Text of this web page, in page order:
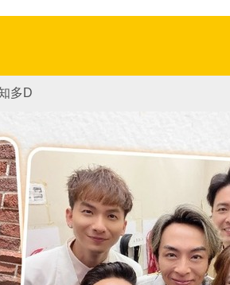
多D